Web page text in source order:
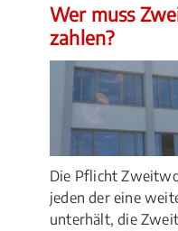
Wer muss
zahlen?
Die Pflicht
jeden der eine
unterhält, die